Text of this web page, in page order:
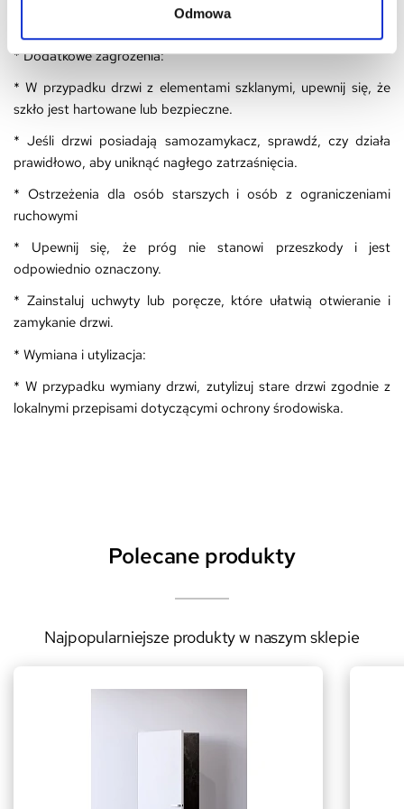
Odmowa
aby uniknąć jego uszkodzenia.
* Dodatkowe zagrożenia:
* W przypadku drzwi z elementami szklanymi, upewnij się, że
szkło jest hartowane lub bezpieczne.
* Jeśli drzwi posiadają samozamykacz, sprawdź, czy działa
prawidłowo, aby uniknąć nagłego zatrzaśnięcia.
* Ostrzeżenia dla osób starszych i osób z ograniczeniami
ruchowymi
* Upewnij się, że próg nie stanowi przeszkody i jest
odpowiednio oznaczony.
* Zainstaluj uchwyty lub poręcze, które ułatwią otwieranie i
zamykanie drzwi.
* Wymiana i utylizacja:
* W przypadku wymiany drzwi, zutylizuj stare drzwi zgodnie z
lokalnymi przepisami dotyczącymi ochrony środowiska.
Polecane produkty
Najpopularniejsze produkty w naszym sklepie